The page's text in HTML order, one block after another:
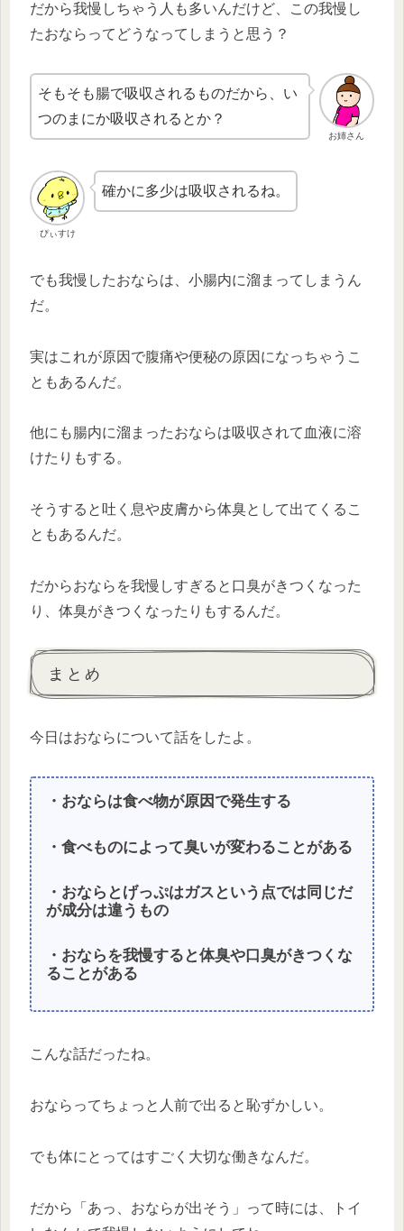
だから我慢しちゃう人も多いんだけど、この我慢し
たおならってどうなってしまうと思う？
お姉さん
そもそも腸で吸収されるものだから、い
つのまにか吸収されるとか？
ぴぃすけ
確かに多少は吸収されるね。
でも我慢したおならは、小腸内に溜まってしまうん
だ。
実はこれが原因で腹痛や便秘の原因になっちゃうこ
ともあるんだ。
他にも腸内に溜まったおならは吸収されて血液に溶
けたりもする。
そうすると吐く息や皮膚から体臭として出てくるこ
ともあるんだ。
だからおならを我慢しすぎると口臭がきつくなった
り、体臭がきつくなったりもするんだ。
まとめ
今日はおならについて話をしたよ。
・おならは食べ物が原因で発生する
・食べものによって臭いが変わることがある
・おならとげっぷはガスという点では同じだ
が成分は違うもの
・おならを我慢すると体臭や口臭がきつくな
ることがある
こんな話だったね。
おならってちょっと人前で出ると恥ずかしい。
でも体にとってはすごく大切な働きなんだ。
だから「あっ、おならが出そう」って時には、トイ